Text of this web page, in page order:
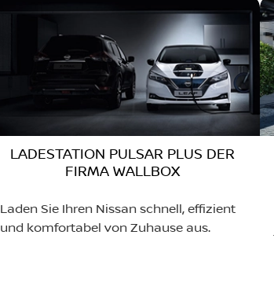
LADESTATION PULSAR PLUS DER
FIRMA WALLBOX
Laden Sie Ihren Nissan schnell, effizient
und komfortabel von Zuhause aus.